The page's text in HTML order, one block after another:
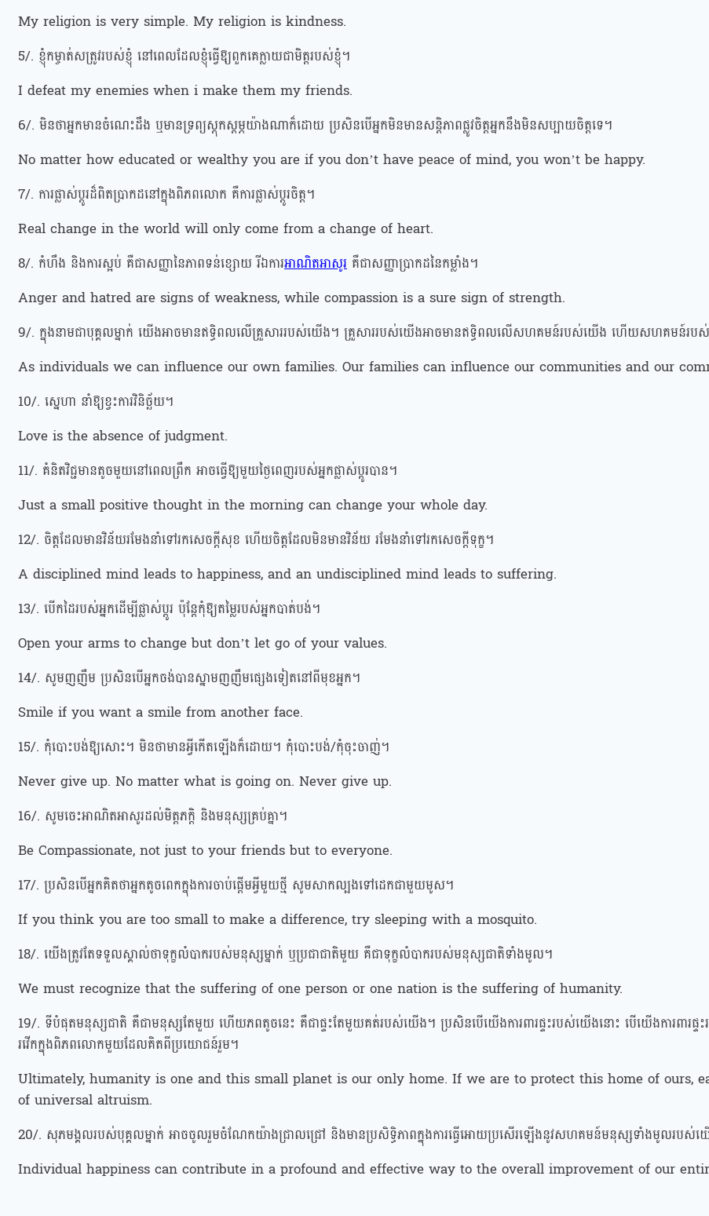
My religion is very simple. My religion is kindness.
5/. ខ្ញុំកម្ចាត់សត្រូវរបស់ខ្ញុំ នៅពេលដែលខ្ញុំធ្វើឱ្យពួកគេក្លាយជាមិត្តរបស់ខ្ញុំ។
I defeat my enemies when i make them my friends.
6/. មិនថាអ្នកមានចំណេះដឹង ឬមានទ្រព្យស្តុកស្តម្ភយ៉ាងណាក៏ដោយ ប្រសិនបើអ្នកមិនមានសន្តិភាពផ្លូវចិត្តអ្នកនឹងមិនសប្បាយចិត្តទេ។
No matter how educated or wealthy you are if you don’t have peace of mind, you won’t be happy.
7/. ការផ្លាស់ប្តូរដ៏ពិតប្រាកដនៅក្នុងពិភពលោក គឺការផ្លាស់ប្តូរចិត្ត។
Real change in the world will only come from a change of heart.
8/. កំហឹង និងការស្អប់ គឺជាសញ្ញានៃភាពទន់ខ្សោយ រីឯការអាណិតអាសូរ គឺជាសញ្ញាប្រាកដនៃកម្លាំង។
Anger and hatred are signs of weakness, while compassion is a sure sign of strength.
9/. ក្នុងនាមជាបុគ្គលម្នាក់ យើងអាចមានឥទ្ធិពលលើគ្រួសាររបស់យើង។ គ្រួសាររបស់យើងអាចមានឥទ្ធិពលលើសហគមន៍របស់យើង ហើយសហគមន៍រប
As individuals we can influence our own families. Our families can influence our communities and our
10/. ស្នេហា នាំឱ្យខ្វះការវិនិច្ឆ័យ។
Love is the absence of judgment.
11/. គំនិតវិជ្ជមានតូចមួយនៅពេលព្រឹក អាចធ្វើឱ្យមួយថ្ងៃពេញរបស់អ្នកផ្លាស់ប្តូរបាន។
Just a small positive thought in the morning can change your whole day.
12/. ចិត្តដែលមានវិន័យរមែងនាំទៅរកសេចក្តីសុខ ហើយចិត្តដែលមិនមានវិន័យ រមែងនាំទៅរកសេចក្តីទុក្ខ។
A disciplined mind leads to happiness, and an undisciplined mind leads to suffering.
13/. បើកដៃរបស់អ្នកដើម្បីផ្លាស់ប្តូរ ប៉ុន្តែកុំឱ្យតម្លៃរបស់អ្នកបាត់បង់។
Open your arms to change but don’t let go of your values.
14/. សូមញញឹម ប្រសិនបើអ្នកចង់បានស្នាមញញឹមផ្សេងទៀតនៅពីមុខអ្នក។
Smile if you want a smile from another face.
15/. កុំបោះបង់ឱ្យសោះ។ មិនថាមានអ្វីកើតឡើងក៏ដោយ។ កុំបោះបង់/កុំចុះចាញ់។
Never give up. No matter what is going on. Never give up.
16/. សូមចេះអាណិតអាសូរដល់មិត្តភក្តិ និងមនុស្សគ្រប់គ្នា។
Be Compassionate, not just to your friends but to everyone.
17/. ប្រសិនបើអ្នកគិតថាអ្នកតូចពេកក្នុងការចាប់ផ្ដើមអ្វីមួយថ្មី សូមសាកល្បងទៅដេកជាមួយមូស។
If you think you are too small to make a difference, try sleeping with a mosquito.
18/. យើងត្រូវតែទទួលស្គាល់ថាទុក្ខលំបាករបស់មនុស្សម្នាក់ ឬប្រជាជាតិមួយ គឺជាទុក្ខលំបាករបស់មនុស្សជាតិទាំងមូល។
We must recognize that the suffering of one person or one nation is the suffering of humanity.
19/. ទីបំផុតមនុស្សជាតិ គឺជាមនុស្សតែមួយ ហើយភពតូចនេះ គឺជាផ្ទះតែមួយគត់របស់យើង។ ប្រសិនបើយើងការពារផ្ទះរបស់យើងនោះ បើយើងការពារផ្
រវើកក្នុងពិភពលោកមួយដែលគិតពីប្រយោជន៍រួម។
Ultimately, humanity is one and this small planet is our only home. If we are to protect this home of ours,
of universal altruism.
20/. សុភមង្គលរបស់បុគ្គលម្នាក់ អាចចូលរួមចំណែកយ៉ាងជ្រាលជ្រៅ និងមានប្រសិទ្ធិភាពក្នុងការធ្វើអោយប្រសើរឡើងនូវសហគមន៍មនុស្សទាំងមូលរបស់
Individual happiness can contribute in a profound and effective way to the overall improvement of our